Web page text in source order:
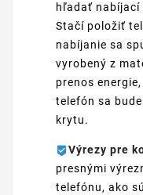
hľadať nabíjací
Stačí položiť
nabíjanie sa
vyrobený z
prenos
telefón sa
krytu.
Výrezy pre
presnými
telefónu, ako